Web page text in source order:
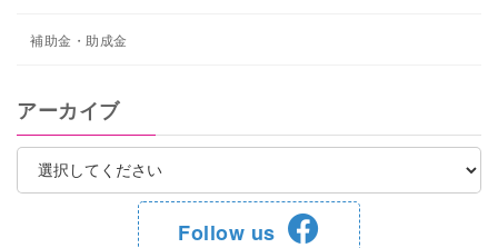
補助金・助成金
アーカイブ
Follow us